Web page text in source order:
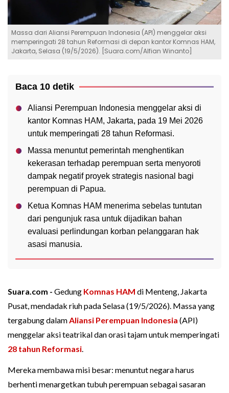
Massa dari Aliansi Perempuan Indonesia (API) menggelar aksi
memperingati 28 tahun Reformasi di depan kantor Komnas HAM,
Jakarta, Selasa (19/5/2026). [Suara.com/Alfian Winanto]
Baca 10 detik
Aliansi Perempuan Indonesia menggelar aksi di
kantor Komnas HAM, Jakarta, pada 19 Mei 2026
untuk memperingati 28 tahun Reformasi.
Massa menuntut pemerintah menghentikan
kekerasan terhadap perempuan serta menyoroti
dampak negatif proyek strategis nasional bagi
perempuan di Papua.
Ketua Komnas HAM menerima sebelas tuntutan
dari pengunjuk rasa untuk dijadikan bahan
evaluasi perlindungan korban pelanggaran hak
asasi manusia.
Suara.com - Gedung Komnas HAM di Menteng, Jakarta
Pusat, mendadak riuh pada Selasa (19/5/2026). Massa yang
tergabung dalamAliansi Perempuan Indonesia (API)
menggelar aksi teatrikal dan orasi tajam untuk memperingati
28 tahun Reformasi.
Mereka membawa misi besar: menuntut negara harus
berhenti menargetkan tubuh perempuan sebagai sasaran